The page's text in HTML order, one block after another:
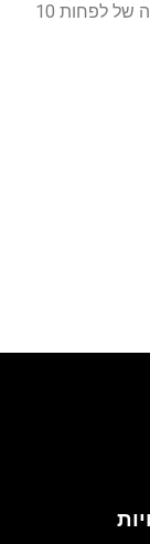
לסטרימינג אופטימלי, ITVX מציע מהירות הורדה של לפחות 10